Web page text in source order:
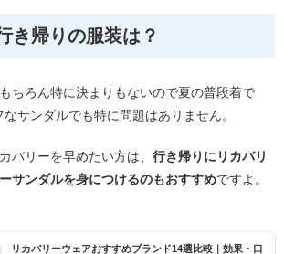
き帰りの服装は？
ちろん特に決まりもないので夏の普段着で
サンダルでも特に問題はありません。
バリーを早めたい方は、 行き帰りにリカバリ
サンダルを身につけるのもおすすめですよ。
リカバリーウェアおすすめブランド14選比較｜効果・口